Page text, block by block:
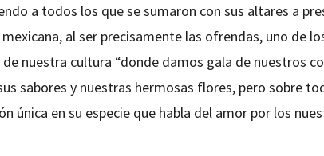
a todos los que se sumaron con sus altares a
al ser precisamente las ofrendas, uno de
nuestra cultura “donde damos gala de nuestros
sabores y nuestras hermosas flores, pero sobre
única en su especie que habla del amor por los